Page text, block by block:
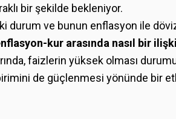
bir şekilde bekleniyor.
durum ve bunun enflasyon ile
kur arasında nasıl bir
faizlerin yüksek olması
de güçlenmesi yönünde bir